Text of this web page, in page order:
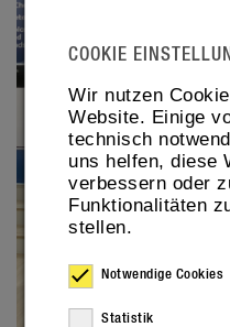
COOKIE
Wir nutzen
Website. Einige
technisch
uns helfen, diese
verbessern oder
Funktionalitäten
stellen.
Notwendige Cookies
Statistik